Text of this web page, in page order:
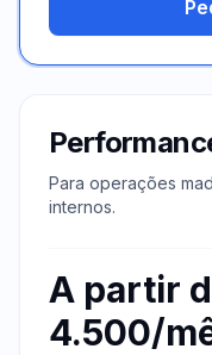
Para operações
internos.
A partir
4.500/